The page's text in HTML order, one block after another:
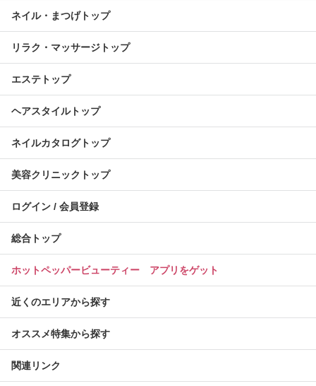
ネイル・まつげトップ
リラク・マッサージトップ
エステトップ
ヘアスタイルトップ
ネイルカタログトップ
美容クリニックトップ
ログイン / 会員登録
総合トップ
ホットペッパービューティー アプリをゲット
近くのエリアから探す
オススメ特集から探す
関連リンク